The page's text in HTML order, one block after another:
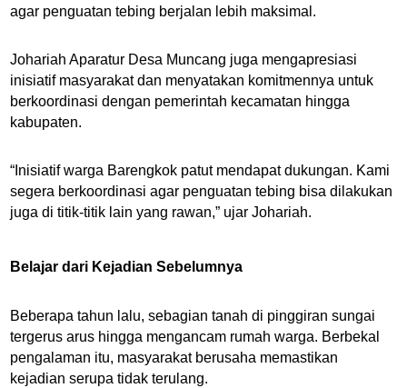
agar penguatan tebing berjalan lebih maksimal.
Johariah Aparatur Desa Muncang juga mengapresiasi
inisiatif masyarakat dan menyatakan komitmennya untuk
berkoordinasi dengan pemerintah kecamatan hingga
kabupaten.
“Inisiatif warga Barengkok patut mendapat dukungan. Kami
segera berkoordinasi agar penguatan tebing bisa dilakukan
juga di titik-titik lain yang rawan,” ujar Johariah.
Belajar dari Kejadian Sebelumnya
Beberapa tahun lalu, sebagian tanah di pinggiran sungai
tergerus arus hingga mengancam rumah warga. Berbekal
pengalaman itu, masyarakat berusaha memastikan
kejadian serupa tidak terulang.